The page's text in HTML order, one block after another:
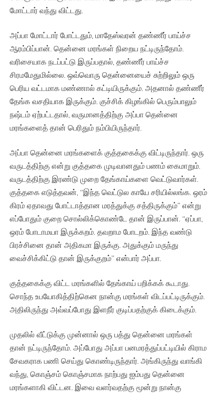
மோட்டார் வந்து விட்டது.
அப்பா மோட்டார் போட்டதும், மாதேஸ்வரன் தண்ணீர் பாய்ச்ச
ஆரம்பிப்பான். தென்னை மரங்கள் நிறைய நட்டிருந்தோம்.
வரிசையாக நடப்பட்டு இருப்பதால், தண்ணீர் பாய்ச்ச
சிரமமேதுமில்லை. ஒவ்வொரு தென்னையைச் சுற்றிலும் ஒரு
பெரிய வட்டமாக மண்ணால் கட்டியிருக்கும். அதனால் தண்ணீர்
தேங்க வசதியாக இருக்கும். குச்சிக் கிழங்கில் பெரும்பாலும்
நஷ்டம் ஏற்பட்டதால், வருமானத்திற்கு அப்பா தென்னை
மரங்களைத் தான் பெரிதும் நம்பியிருந்தார்.
அப்பா தென்னை மரங்களைக் குத்தகைக்கு விட்டிருந்தார். ஒரு
வருடத்திற்கு என்று குத்தகை முடிவானதும் பணம் கைமாறும்.
வருடத்திற்கு இரண்டு முறை தேங்காய்களை வெட்டுவார்கள்.
குத்தகை எடுத்தவன், “இந்த வெட்டுல காயே சரியில்லங்க. ஒரம்
கிரம் ஏதாவது போட்டாத்தான மரத்துக்கு சத்திருக்கும்” என்று
எப்போதும் குறை சொல்லிக்கொண்டே தான் இருப்பான். “ஏப்பா,
ஒரம் போடாமயா இருக்கறம். தவறாம போடறம். இந்த வண்டு
பிரச்சினை தான் அதிகமா இருக்கு. அதுக்கும் மருந்து
வைச்சிக்கிட்டு தான் இருக்குறம்” என்பார் அப்பா.
குத்தகைக்கு விட்ட மரங்களில் தேங்காய் பறிக்கக் கூடாது.
சொந்த உபயோகித்திற்கென நான்கு மரங்கள் விடப்பட்டிருக்கும்.
அதிலிருந்து அவ்வப்போது இளநீர் குடிப்பதற்குக் கிடைக்கும்.
முதலில் வீட்டுக்கு முன்னால் ஒரு பத்து தென்னை மரங்கள்
தான் நட்டிருந்தோம். அப்போது அப்பா பனமரத்துப்பட்டியில் கிராம
சேவகராக பணி செய்து கொண்டிருந்தார். அங்கிருந்து வாங்கி
வந்து, கொஞ்சம் கொஞ்சமாக நாற்பது ஐம்பது தென்னை
மரங்களாகி விட்டன. இவை வளர்வதற்கு மூன்று நான்கு